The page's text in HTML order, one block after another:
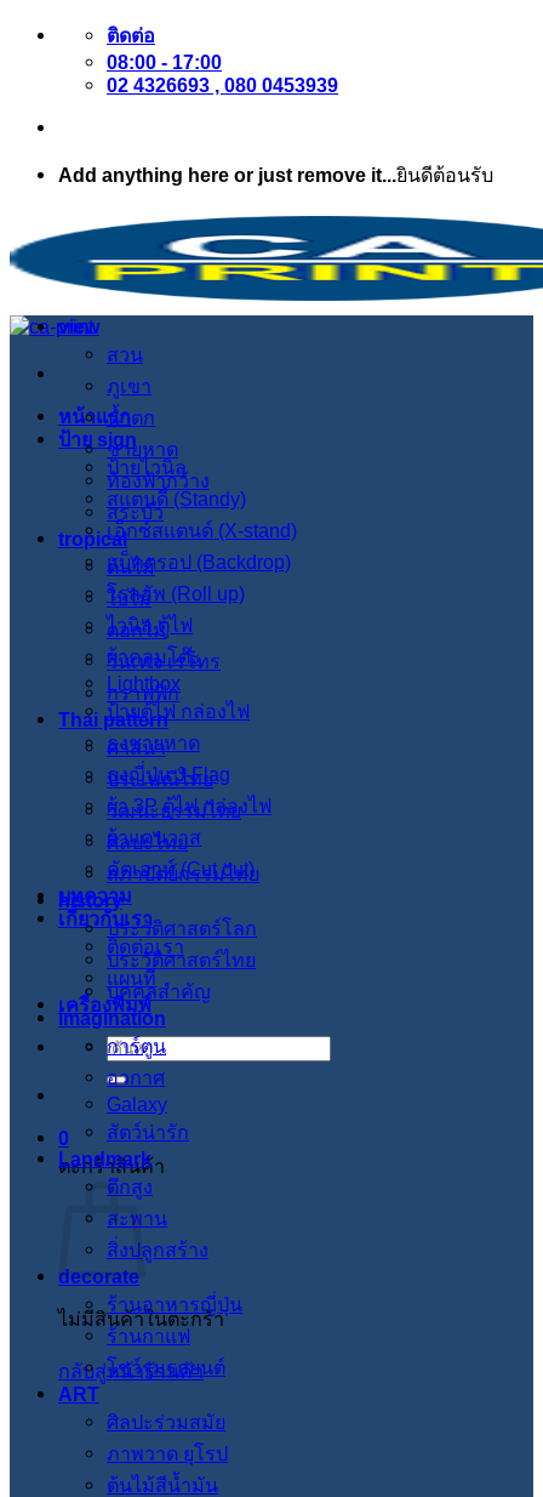
ข้าม
เนื้อหา
ติดต่อ
08:00 - 17:00
02 4326693 , 080 0453939
Add anything here or just remove it...ยินดีต้อนรับ
หน้าแรก
ป้าย sign
ป้ายไวนิล
สแตนดี้ (Standy)
เอ็กซ์สแตนด์ (X-stand)
แบ็คดรอป (Backdrop)
โรลอัพ (Roll up)
ไวนิล ตู้ไฟ
ผ้าคลุมโต๊ะ
Lightbox
ป้ายตู้ไฟ กล่องไฟ
ธงชายหาด
ธงญี่ปุ่น J-Flag
ผ้า 3P ตู้ไฟ กล่องไฟ
ผ้าแคนวาส
คัตเอาท์ (Cut out)
บทความ
เกี่ยวกับเรา
ติดต่อเรา
แผนที่
เครื่องพิมพ์
ค้นหา:
0
ตะกร้าสินค้า
ไม่มีสินค้าในตะกร้า
กลับสู่หน้าร้านค้า
view
สวน
ภูเขา
น้ำตก
ชายหาด
ท้องฟ้ากว้าง
สระบัว
tropical
ต้นไม้
ใบไม้
ดอกไม้
วินเทจ เรโทร
กราฟฟิก
Thai pattern
ศาสนา
ประเพณีไทย
วัฒนะธรรมไทย
ศิลปะไทย
สภาปัตย์กรรมไทย
history
ประวัติศาสตร์โลก
ประวัติศาสตร์ไทย
บุคคลสำคัญ
imagination
การ์ตูน
อวกาศ
Galaxy
สัตว์น่ารัก
Landmark
ตึกสูง
สะพาน
สิ่งปลูกสร้าง
decorate
ร้านอาหารญี่ปุ่น
ร้านกาแฟ
โชว์รูมรถยนต์
ART
ศิลปะร่วมสมัย
ภาพวาด ยุโรป
ต้นไม้สีน้ำมัน